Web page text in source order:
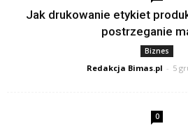
Jak drukowanie etykiet
postrzeganie
Biznes
Redakcja Bimas.pl - 5
0